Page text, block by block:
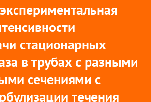
стационарных
в трубах с разными
сечениями с
течения